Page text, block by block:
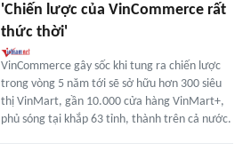
'Chiến lược của VinCommerce rất
thức thời'
VinCommerce gây sốc khi tung ra chiến lược
trong vòng 5 năm tới sẽ sở hữu hơn 300 siêu
thị VinMart, gần 10.000 cửa hàng VinMart+,
phủ sóng tại khắp 63 tỉnh, thành trên cả nước.